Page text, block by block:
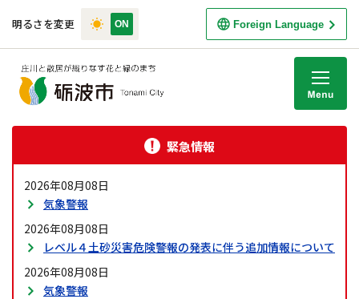
明るさを変更 Foreign Language
緊急情報
2026年08月08日
気象警報
2026年08月08日
レベル４土砂災害危険警報の発表に伴う追加情報について
2026年08月08日
気象警報